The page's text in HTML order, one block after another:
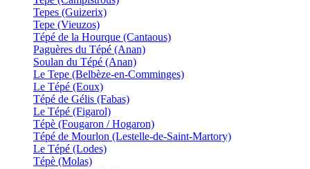
Tepes (Guizerix)
Tepe (Vieuzos)
Tépé de la Hourque (Cantaous)
Paguères du Tépé (Anan)
Soulan du Tépé (Anan)
Le Tepe (Belbèze-en-Comminges)
Le Tépé (Eoux)
Tépé de Gélis (Fabas)
Le Tépé (Figarol)
Tépè (Fougaron / Hogaron)
Tépé de Mourlon (Lestelle-de-Saint-Martory)
Le Tépé (Lodes)
Tépè (Molas)